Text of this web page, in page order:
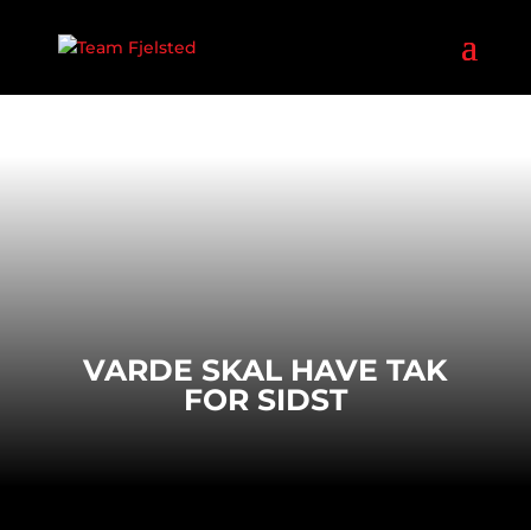
VARDE SKAL HAVE TAK
FOR SIDST